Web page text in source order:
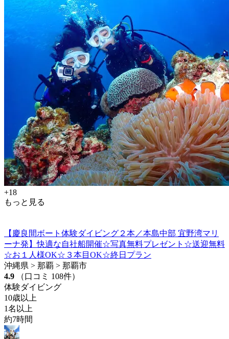
+18
もっと見る
【慶良間ボート体験ダイビング２本／本島中部 宜野湾マリ
ーナ発】快適な自社船開催☆写真無料プレゼント☆送迎無料
☆お１人様OK☆３本目OK☆終日プラン
沖縄県 > 那覇 > 那覇市
4.9
（口コミ 108件）
体験ダイビング
10歳以上
1名以上
約7時間